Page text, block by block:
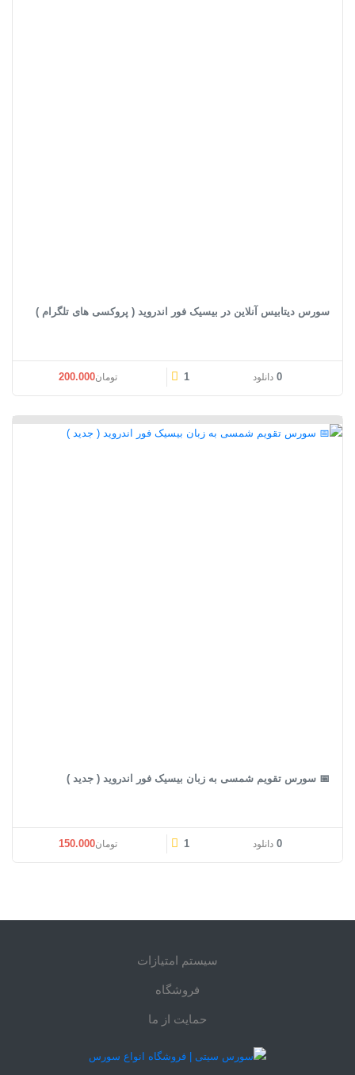
سورس دیتابیس آنلاین در بیسیک فور اندروید ( پروکسی های تلگرام )
0 دانلود 1 تومان200.000
📅 سورس تقویم شمسی به زبان بیسیک فور اندروید ( جدید )
0 دانلود 1 تومان150.000
سیستم امتیازات
فروشگاه
حمایت از ما